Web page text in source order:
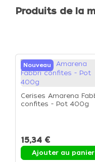
Produits de la
Nouveau
Cerises Amarena
confites - Pot 400g
15,34 €
Ajouter au panier